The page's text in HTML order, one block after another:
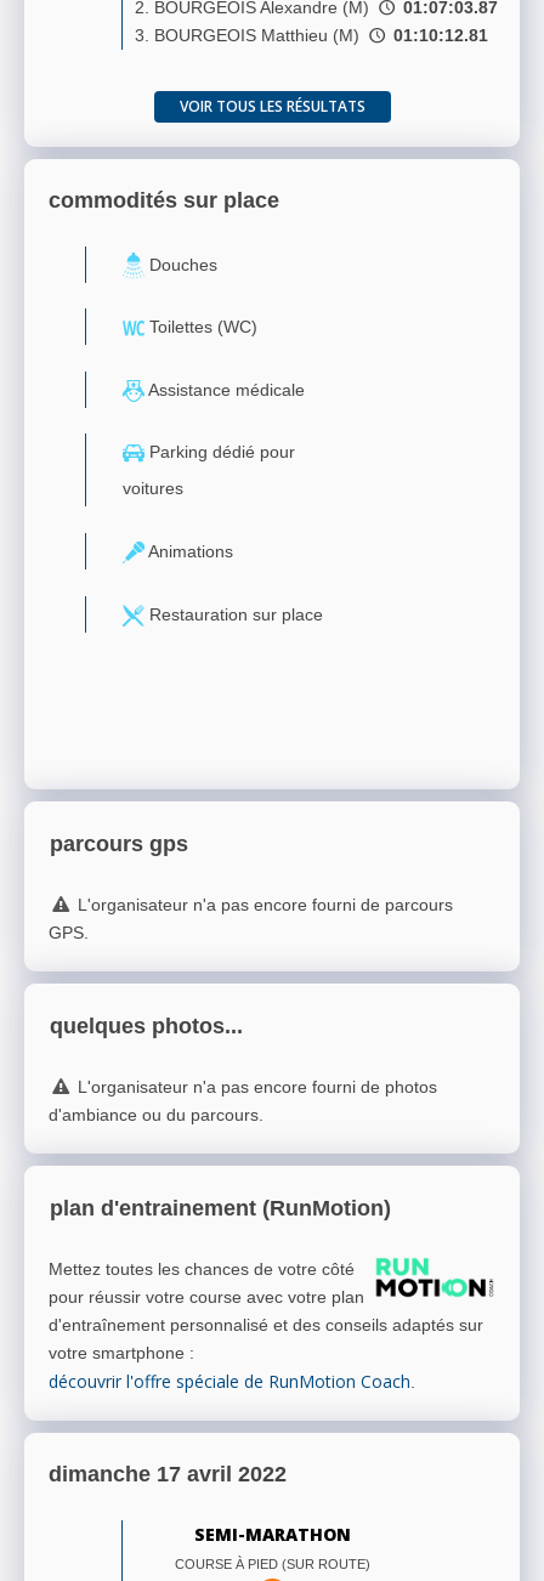
2. BOURGEOIS Alexandre (M)
01:07:03.87
3. BOURGEOIS Matthieu (M)
01:10:12.81
VOIR TOUS LES RÉSULTATS
commodités sur place
Douches
Toilettes (WC)
Assistance médicale
Parking dédié pour
voitures
Animations
Restauration sur place
parcours gps
L'organisateur n'a pas encore fourni de parcours
GPS.
quelques photos...
L'organisateur n'a pas encore fourni de photos
d'ambiance ou du parcours.
plan d'entrainement (RunMotion)
Mettez toutes les chances de votre côté
pour réussir votre course avec votre plan
d'entraînement personnalisé et des conseils adaptés sur
votre smartphone :
découvrir l'offre spéciale de RunMotion Coach
dimanche 17 avril 2022
SEMI-MARATHON
COURSE À PIED (SUR ROUTE)